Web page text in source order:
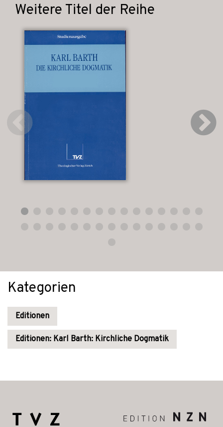
Weitere Titel der Reihe
Kategorien
Editionen
Editionen: Karl Barth: Kirchliche Dogmatik